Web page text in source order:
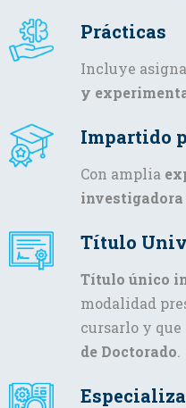
Prácticas
Incluye
y
Impartido
Con amplia
Título
Título único
modalidad
cursarlo y que
de Doctorado.